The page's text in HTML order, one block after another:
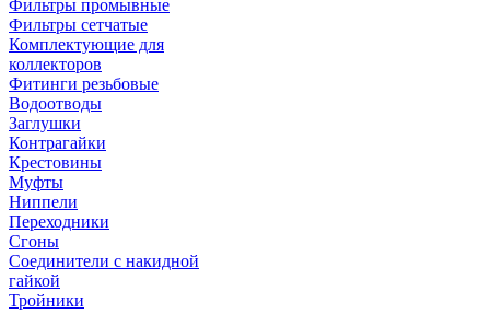
Фильтры промывные
Фильтры сетчатые
Комплектующие для
коллекторов
Фитинги резьбовые
Водоотводы
Заглушки
Контрагайки
Крестовины
Муфты
Ниппели
Переходники
Сгоны
Соединители с накидной
гайкой
Тройники